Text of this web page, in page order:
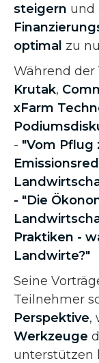
steigern und
optimal zu
Während der
Krutak,
xFarm
- "Vom Pflug
- "Die
Praktiken -
Landwirte?"
Seine
Teilnehmer
Perspektive,
Werkzeuge
unterstützen